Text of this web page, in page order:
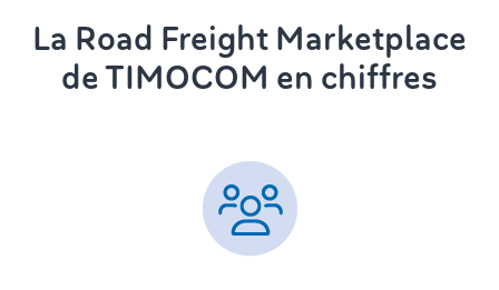
La Road Freight Marketplace
de TIMOCOM en chiffres